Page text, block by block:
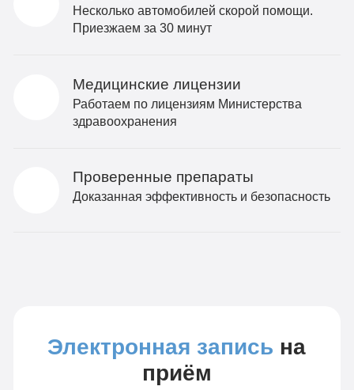
Несколько автомобилей скорой помощи.
Приезжаем за 30 минут
Медицинские лицензии
Работаем по лицензиям Министерства
здравоохранения
Проверенные препараты
Доказанная эффективность и безопасность
Электронная запись на
приём